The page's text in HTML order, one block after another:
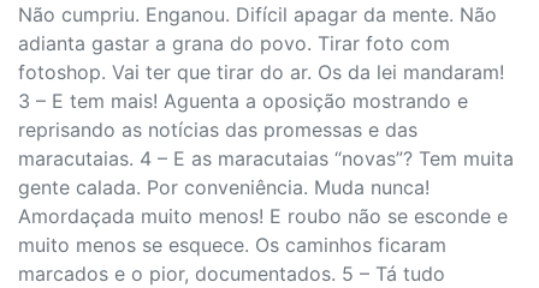
Não cumpriu. Enganou. Difícil apagar da mente. Não
adianta gastar a grana do povo. Tirar foto com
fotoshop. Vai ter que tirar do ar. Os da lei mandaram!
3 – E tem mais! Aguenta a oposição mostrando e
reprisando as notícias das promessas e das
maracutaias. 4 – E as maracutaias “novas”? Tem muita
gente calada. Por conveniência. Muda nunca!
Amordaçada muito menos! E roubo não se esconde e
muito menos se esquece. Os caminhos ficaram
marcados e o pior, documentados. 5 – Tá tudo